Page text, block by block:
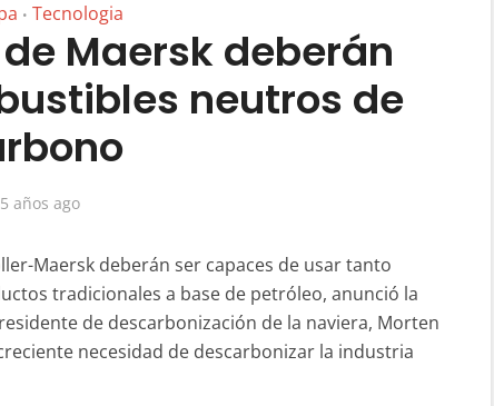
• Tecnologia
Maersk deberán
neutros de
5 años ago
Maersk deberán ser capaces de usar tanto
tradicionales a base de petróleo, anunció la
de descarbonización de la naviera, Morten
necesidad de descarbonizar la industria